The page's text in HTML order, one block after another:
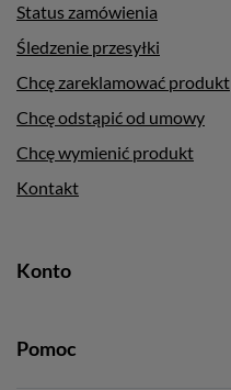
Status zamówienia
Śledzenie przesyłki
Chcę zareklamować produkt
Chcę odstąpić od umowy
Chcę wymienić produkt
Kontakt
Konto
Pomoc